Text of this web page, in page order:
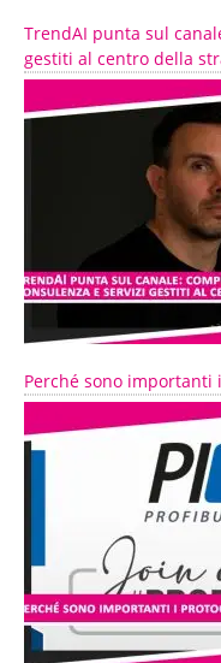
TrendAI punta sul
gestiti al centro della
Perché sono importanti